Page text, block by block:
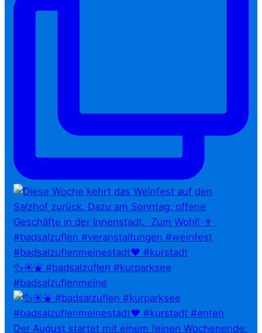
🦆☀️⛲ #badsalzuflen #kurparksee
#badsalzuflenmeine
Der August startet mit einem feinen Wochenende: